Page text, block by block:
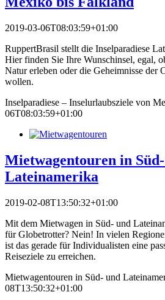
2019-03-06T08:03:59+01:00
RuppertBrasil stellt die Inselparadiese
Hier finden Sie Ihre Wunschinsel, egal,
Natur erleben oder die Geheimnisse der
wollen.
Inselparadiese – Inselurlaubsziele von
06T08:03:59+01:00
Mietwagentouren in
Lateinamerika
2019-02-08T13:50:32+01:00
Mit dem Mietwagen in Süd- und
für Globetrotter? Nein! In vielen
ist das gerade für Individualisten eine
Reiseziele zu erreichen.
Mietwagentouren in Süd- und
08T13:50:32+01:00